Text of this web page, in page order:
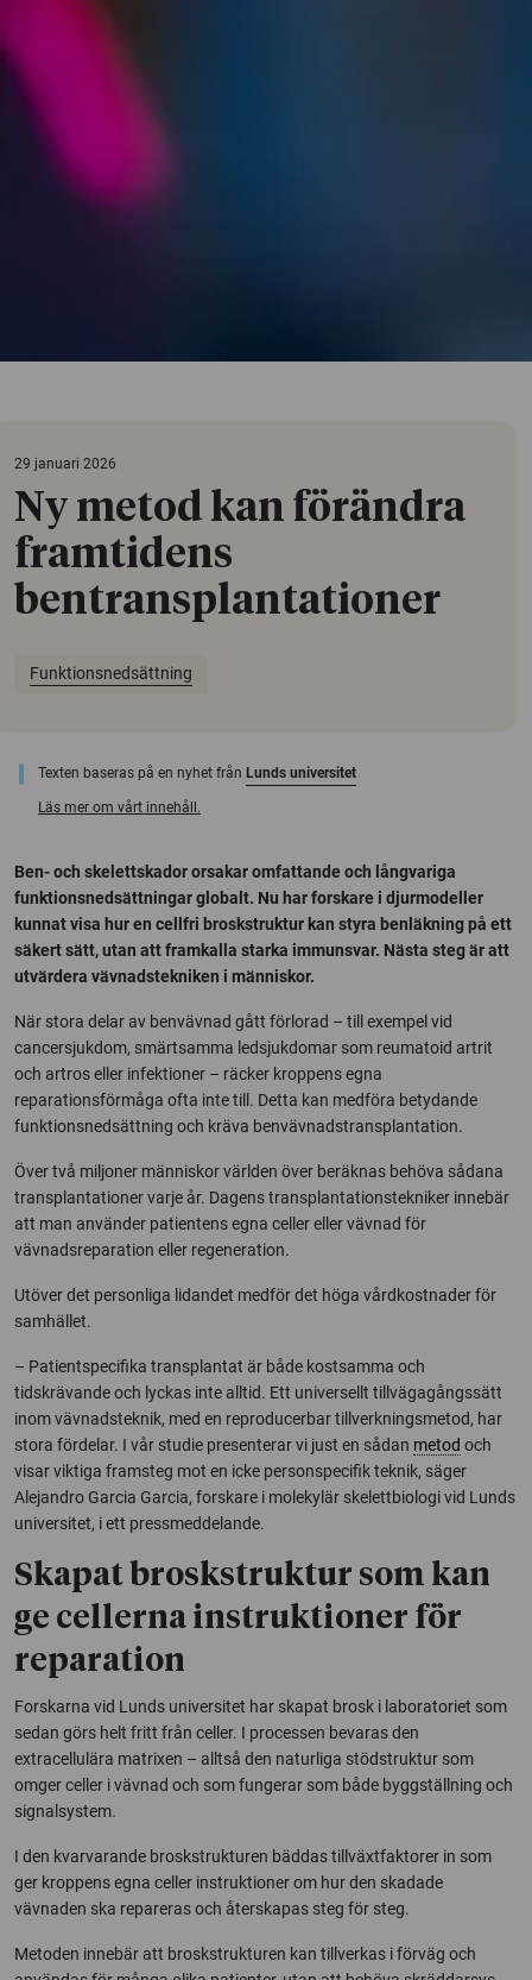
29 januari 2026
Ny metod kan förändra
framtidens
bentransplantationer
Funktionsnedsättning
Texten baseras på en nyhet från Lunds universitet
Läs mer om vårt innehåll.
Ben- och skelettskador orsakar omfattande och långvariga
funktionsnedsättningar globalt. Nu har forskare i djurmodeller
kunnat visa hur en cellfri broskstruktur kan styra benläkning på ett
säkert sätt, utan att framkalla starka immunsvar. Nästa steg är att
utvärdera vävnadstekniken i människor.
När stora delar av benvävnad gått förlorad – till exempel vid
cancersjukdom, smärtsamma ledsjukdomar som reumatoid artrit
och artros eller infektioner – räcker kroppens egna
reparationsförmåga ofta inte till. Detta kan medföra betydande
funktionsnedsättning och kräva benvävnadstransplantation.
Över två miljoner människor världen över beräknas behöva sådana
transplantationer varje år. Dagens transplantationstekniker innebär
att man använder patientens egna celler eller vävnad för
vävnadsreparation eller regeneration.
Utöver det personliga lidandet medför det höga vårdkostnader för
samhället.
– Patientspecifika transplantat är både kostsamma och
tidskrävande och lyckas inte alltid. Ett universellt tillvägagångssätt
inom vävnadsteknik, med en reproducerbar tillverkningsmetod, har
stora fördelar. I vår studie presenterar vi just en sådan metod och
visar viktiga framsteg mot en icke personspecifik teknik, säger
Alejandro Garcia Garcia, forskare i molekylär skelettbiologi vid Lunds
universitet, i ett pressmeddelande.
Skapat broskstruktur som kan
ge cellerna instruktioner för
reparation
Forskarna vid Lunds universitet har skapat brosk i laboratoriet som
sedan görs helt fritt från celler. I processen bevaras den
extracellulära matrixen – alltså den naturliga stödstruktur som
omger celler i vävnad och som fungerar som både byggställning och
signalsystem.
I den kvarvarande broskstrukturen bäddas tillväxtfaktorer in som
ger kroppens egna celler instruktioner om hur den skadade
vävnaden ska repareras och återskapas steg för steg.
Metoden innebär att broskstrukturen kan tillverkas i förväg och